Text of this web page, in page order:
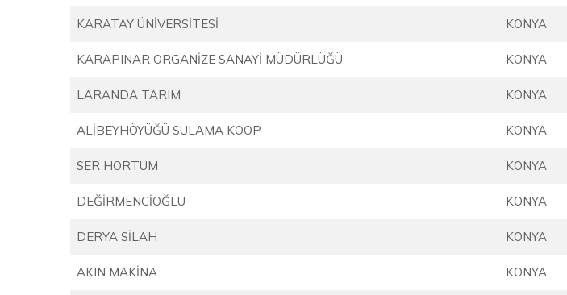
KARATAY ÜNİVERSİTESİ KONYA
KARAPINAR ORGANİZE SANAYİ MÜDÜRLÜĞÜ KONYA
LARANDA TARIM KONYA
ALİBEYHÖYÜĞÜ SULAMA KOOP KONYA
SER HORTUM KONYA
DEĞİRMENCİOĞLU KONYA
DERYA SİLAH KONYA
AKIN MAKİNA KONYA